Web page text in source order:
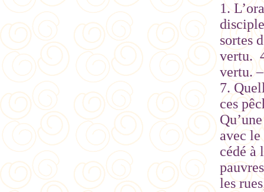
1.
sortes
vertu.
vertu.
7.
ces
avec
cédé à
les